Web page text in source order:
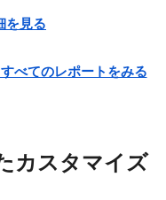
を見る
べてのレポートをみる
カスタマイズ